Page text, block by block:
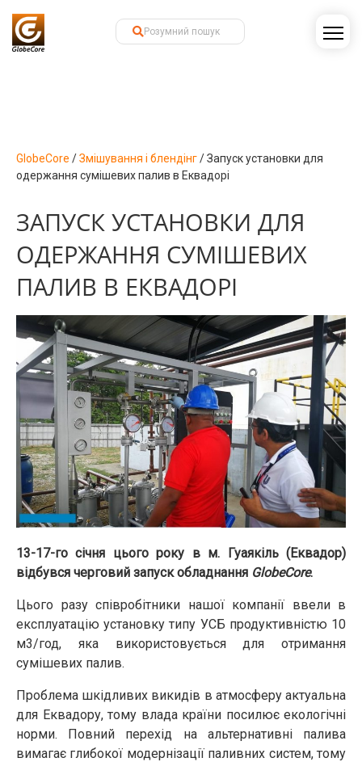
GlobeCore /Змішування і блендінг/Запуск установки для
одержання сумішевих палив в Еквадорі
ЗАПУСК УСТАНОВКИ ДЛЯ
ОДЕРЖАННЯ СУМІШЕВИХ
ПАЛИВ В ЕКВАДОРІ
13-17-го січня цього року в м. Гуаякіль (Еквадор)
відбувся черговий запуск обладнання GlobeCore.
Цього разу співробітники нашої компанії ввели в
експлуатацію установку типу УСБ продуктивністю 10
м3/год, яка використовується для отримання
сумішевих палив.
Проблема шкідливих викидів в атмосферу актуальна
для Еквадору, тому влада країни посилює екологічні
норми. Повний перехід на альтернативні палива
вимагає глибокої модернізації паливних систем, тому